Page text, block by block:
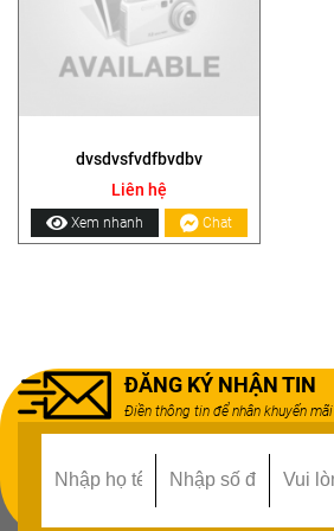
dvsdvsfvdfbvdbv
Liên hệ
Xem nhanh Chat
ĐĂNG KÝ NHẬN TIN
Điền thông tin để nhân khuyến mãi